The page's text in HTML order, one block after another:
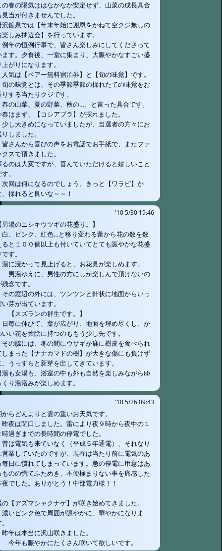
の春の陽気ははなかなか安定せず、山菜の成長具合
見当が付きませんでした。
沢鉱泉では【年末年始に謝恩をかねて空クジ無しの
楽しみ抽選会】を行っています。
年の恒例行事で、皆さん楽しみにしてくださって
ます。夕食後、一堂に集まり、大賑やかなすごい盛
上がりになります。
気は【ペアー無料宿泊券】と【旬の味覚】です。
の味覚とは、その季節季節の採れたての味覚をお
りする当たりクジです。
の山菜、夏の野菜、秋の…。と言った具合です。
春はまず、【コシアブラ】が採れました。
し大きめになっていましたが、当選者の方々にお
しました。
さんから喜びの声をお電話でお手紙で、またファ
クスで頂きました。
るのは大変ですが、喜んでいただけると嬉しいこと
。
回は何になるのでしょう、きっと【ワラビ】か
、採れると良いな～～！
'10 5/30 19:46
男湯のニシキウツギの花盛り。】
、ピンク、紅色…と移り変わる蕾から花の数を数
ると１００個以上も付いていてとても賑やかな花盛
す。
に浸かって見上げると、お花見が楽しめます。
湯ゆえに、男性の方にしか楽しんで頂けないの
念です。
の窓辺の外には、ツンツンと針状に地面からいっ
い芽が出ています。
スズランの群生です。】
毎に伸びて、葉が広がり、地面を埋め尽くし、か
いい花を葉陰に持つのももう少し先です。
の脇には、冬の間にウサギか鹿に樹皮を食べられ
しまった【ナナカマドの樹】が大きな傷にも負けず
、うっすらと新芽を出してきています。
湯も女湯も、浴室の中も外も自然を楽しみながらゆ
くり湯浴みが楽しめます。
'10 5/26 09:43
からどんよりと雲の重いお天気です。
夜は閉口しました。雷により夜９時から夜中の１
時過ぎまでの長時間の停電でした。
は電気も来ていなく（平成５年通電）、それなり
営業していたのですが、現在は当たり前に電気のあ
毎日に慣れてしまっています。急の停電に用意はあ
ものの慌てふためき、不便極まりない事を痛感した
夜でした。ありがとう！中部電力様！！
の【アズマシャクナゲ】が咲き始めてきました。
いピンク色で周囲が賑やかに、華やかになりま
年は本当に沢山咲きました。
年も賑やかにたくさん咲いて欲しいです。